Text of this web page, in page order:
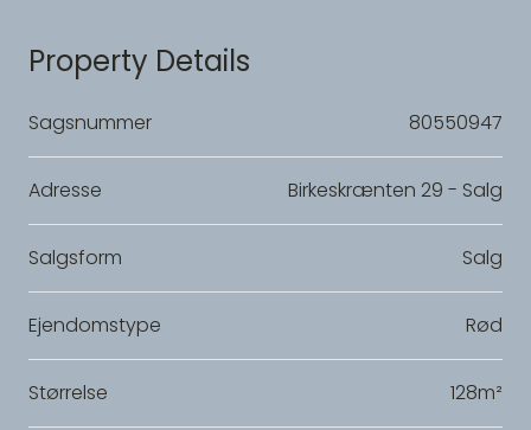
Property Details
Sagsnummer 80550947
Adresse Birkeskrænten 29 - Salg
Salgsform Salg
Ejendomstype Rød
Størrelse 128m²